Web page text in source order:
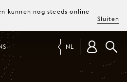
kunnen nog steeds online
Sluiten
NL